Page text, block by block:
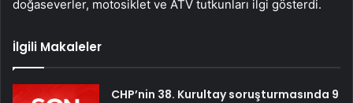
doğaseverler, motosiklet ve ATV tutkunları ilgi gösterdi.
İlgili Makaleler
CHP’nin 38. Kurultay soruşturmasında 9